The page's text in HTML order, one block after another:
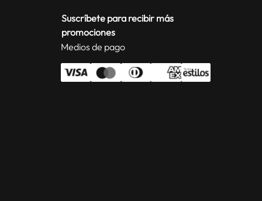
Suscríbete para recibir más
promociones
Medios de pago